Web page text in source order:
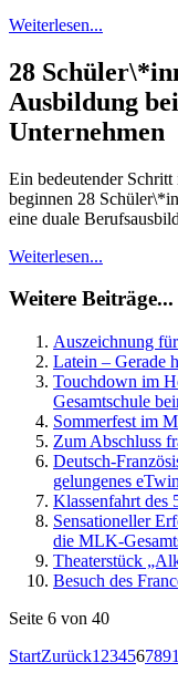
Weiterlesen...
28
Ausbildung
Unternehmen
Ein bedeutender
beginnen 28
eine duale
Weiterlesen...
Weitere Beiträge...
Auszeichnung
Latein – Gerade
Touchdown im
Gesamtschule
Sommerfest im
Zum Abschluss
Deutsch-
gelungenes
Klassenfahrt des
Sensationeller
die MLK-
Theaterstück
Besuch des
Seite 6 von 40
StartZurück1 23456789